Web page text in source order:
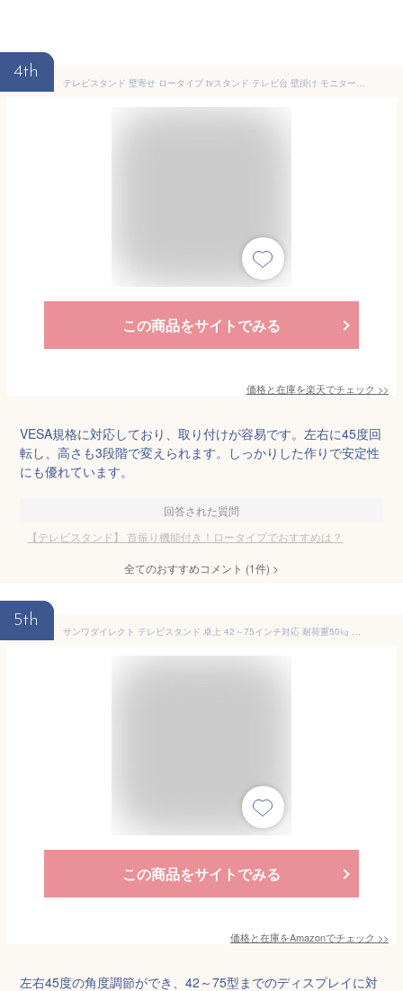
4th
テレビスタンド 壁寄せ ロータイプ tvスタンド テレビ台 壁掛け モニター 13-43インチ対応 VESA/75x75mm〜200x200mm 耐荷重20kg 高さ調整可能 左右首振り45度 卓上用 ブラック
この商品をサイトでみる
価格と在庫を楽天でチェック >>
VESA規格に対応しており、取り付けが容易です。左右に45度回
転し、高さも3段階で変えられます。しっかりした作りで安定性
にも優れています。
回答された質問
【テレビスタンド】 首振り機能付き！ロータイプでおすすめは？
全てのおすすめコメント (1件) >
5th
サンワダイレクト テレビスタンド 卓上 42～75インチ対応 耐荷重50㎏ 壁寄せ 首振り 高さ調整 tvスタンド ロータイプ 100-PLD001
この商品をサイトでみる
価格と在庫をAmazonでチェック >>
左右45度の角度調節ができ、42～75型までのディスプレイに対